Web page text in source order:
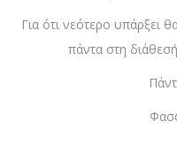
Για ότι νεότερο υπάρξει
πάντα στη